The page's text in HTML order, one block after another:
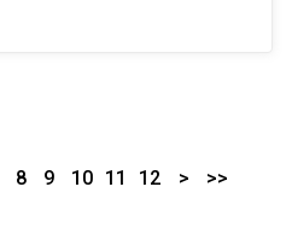
8 9 10 11 12 > >>